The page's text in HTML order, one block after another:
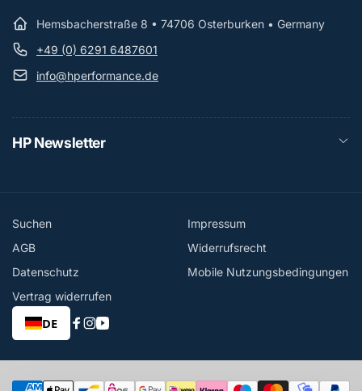
Hemsbacherstraße 8 • 74706 Osterburken • Germany
+49 (0) 6291 6487601
info@hperformance.de
HP Newsletter
Suchen
Impressum
AGB
Widerrufsrecht
Datenschutz
Mobile Nutzungsbedingungen
Vertrag widerrufen
DE
Facebook
Instagram
YouTube